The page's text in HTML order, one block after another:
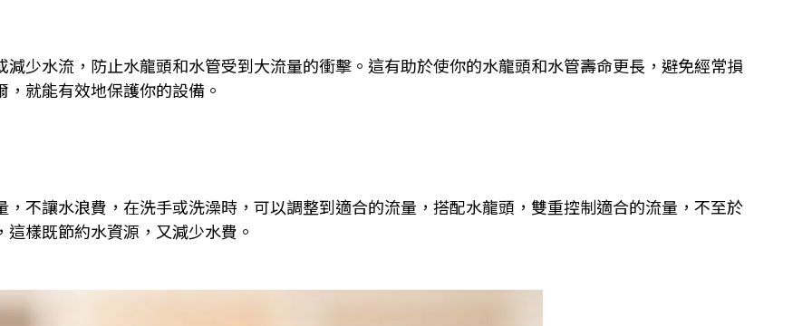
減少水流，防止水龍頭和水管受到大流量的衝擊。這有助於使你的水龍頭和水管壽命更長，避免經常損
就能有效地保護你的設備。
，不讓水浪費，在洗手或洗澡時，可以調整到適合的流量，搭配水龍頭，雙重控制適合的流量，不至於
樣既節約水資源，又減少水費。